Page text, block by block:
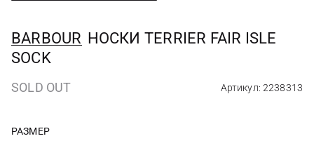
BARBOUR НОСКИ TERRIER FAIR ISLE
SOCK
SOLD OUT Артикул: 2238313
РАЗМЕР